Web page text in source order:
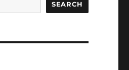
SEARCH